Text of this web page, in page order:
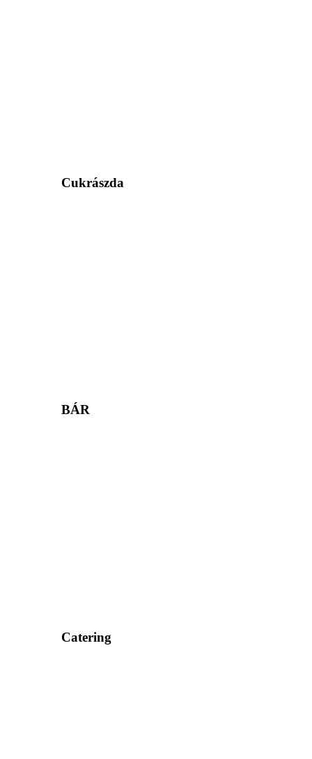
Cukrászda
BÁR
Catering